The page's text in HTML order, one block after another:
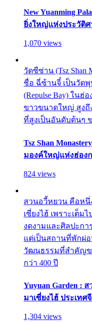
New Yuanming
ยิ่งใหญ่แห่งประวัติ
1,070 views
วัดซีซ่าน (Tsz Shan
ชื่อ ฉี่ซ้านจี๋ เป็นวัด
(Repulse Bay) ใน
ขาวขนาดใหญ่ สูงถึ
ที่สูงเป็นอันดับต้นๆ
Tsz Shan
มองค์ใหญ่แห่งฮ่อง
824 views
สวนอวี้หยวน คือห
เซี่ยงไฮ้ เพราะเต็
งดงามและศิลปะก
แต่เป็นสถานที่พักผ่
วัฒนธรรมที่สำคัญข
กว่า 400 ปี
Yuyuan Garden :
มาเซี่ยงไฮ้ ประเทศ
1,304 views